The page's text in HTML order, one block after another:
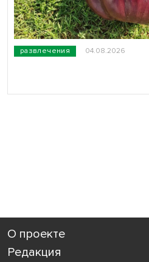
развлечения 04.08.2026
О проекте
Редакция